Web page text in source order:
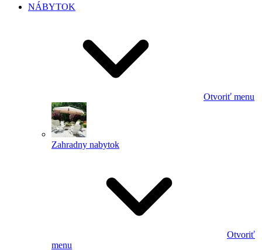
NÁBYTOK
Otvoriť menu
Zahradny nabytok
Otvoriť
menu